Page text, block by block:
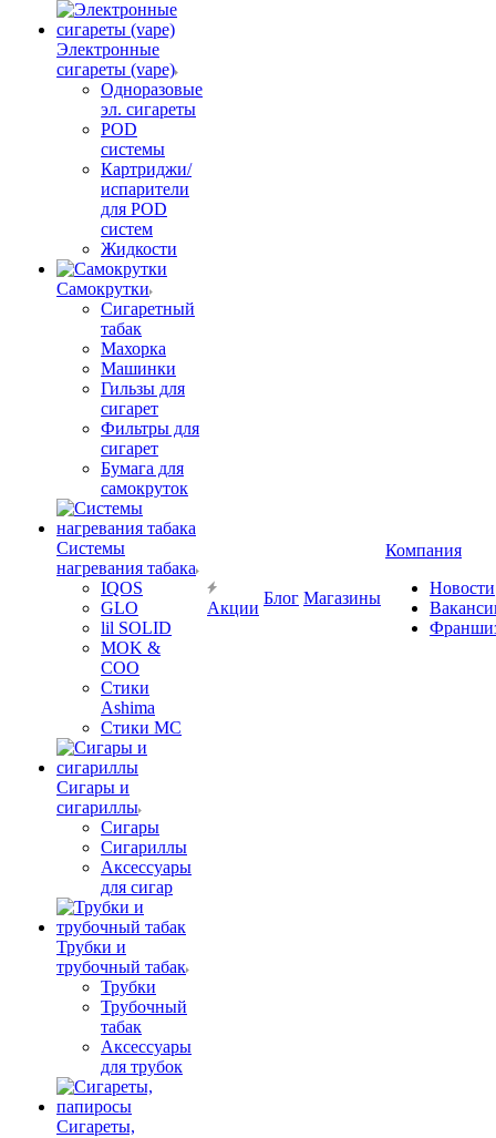
Электронные
сигареты (vape)
Одноразовые
эл. сигареты
POD
системы
Картриджи/
испарители
для POD
систем
Жидкости
Самокрутки
Сигаретный
табак
Махорка
Машинки
Гильзы для
сигарет
Фильтры для
сигарет
Бумага для
самокруток
Системы
нагревания табака
IQOS
GLO
lil SOLID
MOK &
COO
Стики
Ashima
Стики MC
Сигары и
сигариллы
Сигары
Сигариллы
Аксессуары
для сигар
Трубки и
трубочный табак
Трубки
Трубочный
табак
Аксессуары
для трубок
Сигареты,
Акции
Блог Магазины
Компания
Новости